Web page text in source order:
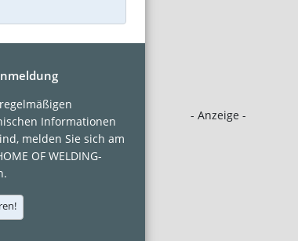
- Anzeige -
Informationen
melden Sie sich am
OF WELDING-